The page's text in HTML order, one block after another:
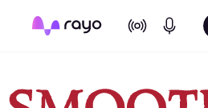
On Air